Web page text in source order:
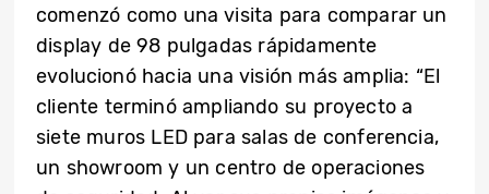
comenzó como una visita para comparar un
display de 98 pulgadas rápidamente
evolucionó hacia una visión más amplia: “El
cliente terminó ampliando su proyecto a
siete muros LED para salas de conferencia,
un showroom y un centro de operaciones